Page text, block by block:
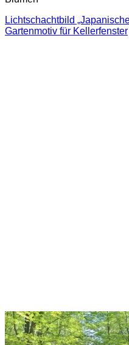
Lichtschachtbild
Gartenmotiv für Kellerfenster